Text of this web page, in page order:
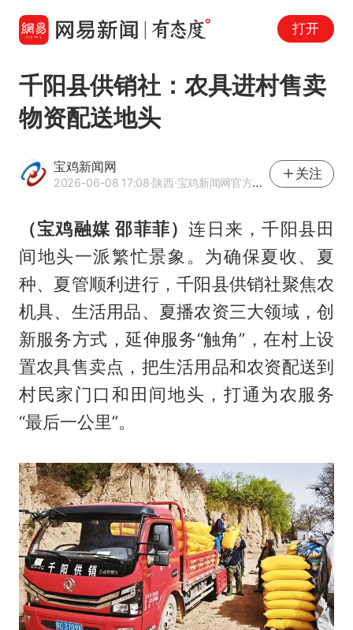
打开
千阳县供销社：农具进村售卖
物资配送地头
宝鸡新闻网
2026-06-08 17:08·陕西·宝鸡新闻网官方网易号
关注
（宝鸡融媒 邵菲菲）连日来，千阳县田
间地头一派繁忙景象。为确保夏收、夏
种、夏管顺利进行，千阳县供销社聚焦农
机具、生活用品、夏播农资三大领域，创
新服务方式，延伸服务“触角”，在村上设
置农具售卖点，把生活用品和农资配送到
村民家门口和田间地头，打通为农服务
“最后一公里”。